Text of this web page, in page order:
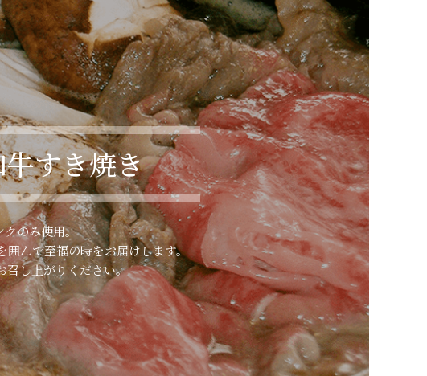
すき焼き
クのみ使用。
んで至福の時をお届けします。
召し上がりください。